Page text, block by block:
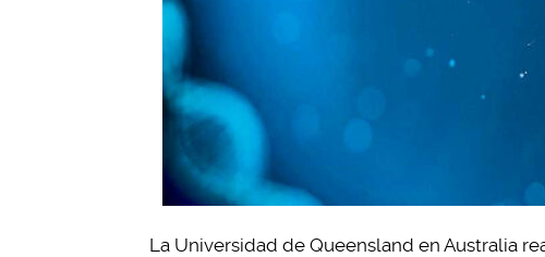
La Universidad de Queensland en Australia